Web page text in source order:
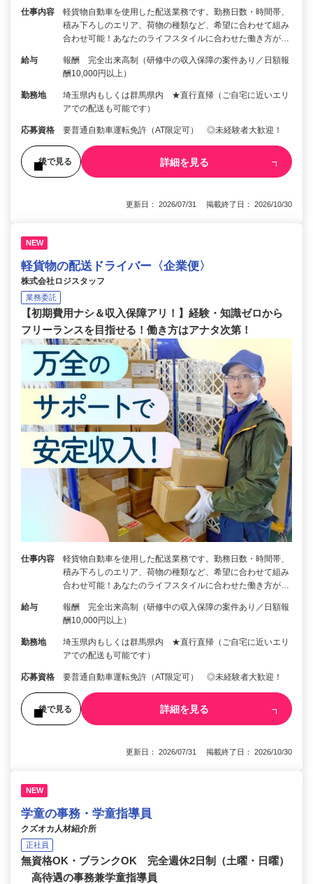
仕事内容
軽貨物自動車を使用した配送業務です。勤務日数・時間帯、
積み下ろしのエリア、荷物の種類など、希望に合わせて組み
合わせ可能！あなたのライフスタイルに合わせた働き方が…
給与
報酬 完全出来高制（研修中の収入保障の案件あり／日額報
酬10,000円以上）
勤務地
埼玉県内もしくは群馬県内 ★直行直帰（ご自宅に近いエリ
アでの配送も可能です）
応募資格 要普通自動車運転免許（AT限定可） ◎未経験者大歓迎！
後で見る 詳細を見る
更新日： 2026/07/31 掲載終了日： 2026/10/30
NEW
軽貨物の配送ドライバー〈企業便〉
株式会社ロジスタッフ
業務委託
【初期費用ナシ＆収入保障アリ！】経験・知識ゼロから
フリーランスを目指せる！働き方はアナタ次第！
仕事内容
軽貨物自動車を使用した配送業務です。勤務日数・時間帯、
積み下ろしのエリア、荷物の種類など、希望に合わせて組み
合わせ可能！あなたのライフスタイルに合わせた働き方が…
給与
報酬 完全出来高制（研修中の収入保障の案件あり／日額報
酬10,000円以上）
勤務地
埼玉県内もしくは群馬県内 ★直行直帰（ご自宅に近いエリ
アでの配送も可能です）
応募資格 要普通自動車運転免許（AT限定可） ◎未経験者大歓迎！
後で見る 詳細を見る
更新日： 2026/07/31 掲載終了日： 2026/10/30
NEW
学童の事務・学童指導員
クズオカ人材紹介所
正社員
無資格OK・ブランクOK 完全週休2日制（土曜・日曜）
高待遇の事務兼学童指導員